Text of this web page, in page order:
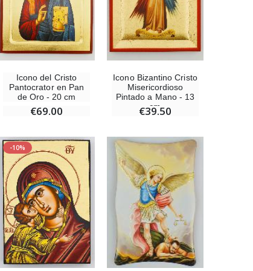
Icono del Cristo
Pantocrator en Pan
de Oro - 20 cm
€69.00
Icono Bizantino Cristo
Misericordioso
Pintado a Mano - 13
cm
€39.50
-10%
€5.00
€23.00
€59.90